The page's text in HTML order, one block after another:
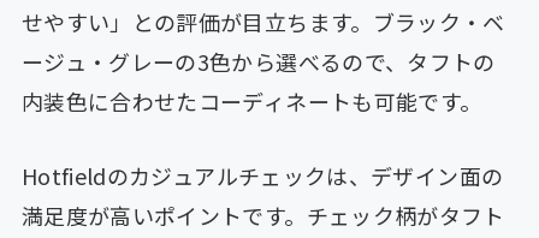
せやすい」との評価が目立ちます。ブラック・ベ
ージュ・グレーの3色から選べるので、タフトの
内装色に合わせたコーディネートも可能です。
Hotfieldのカジュアルチェックは、デザイン面の
満足度が高いポイントです。チェック柄がタフト